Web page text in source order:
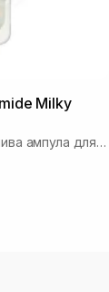
Milky
Відновлююча заспокійлива ампула для обличчя